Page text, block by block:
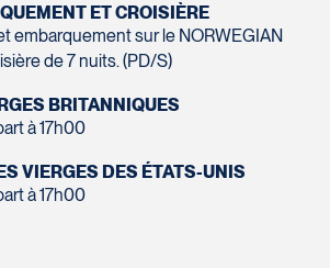
ET CROISIÈRE
embarquement sur le NORWEGIAN
de 7 nuits. (PD/S)
BRITANNIQUES
à 17h00
VIERGES DES ÉTATS-UNIS
à 17h00
-
833-487-9323
St-Hilaire
Chaudière #129